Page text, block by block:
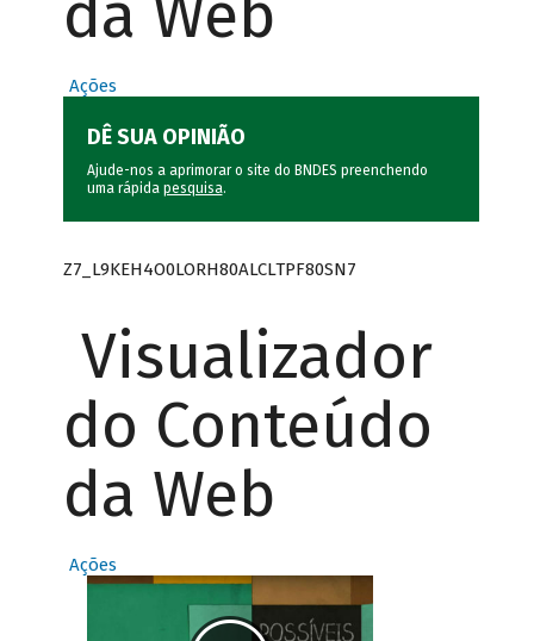
da Web
Ações
DÊ SUA OPINIÃO
Ajude-nos a aprimorar o site do BNDES preenchendo
uma rápida pesquisa.
Z7_L9KEH4O0LORH80ALCLTPF80SN7
Visualizador
do Conteúdo
da Web
Ações